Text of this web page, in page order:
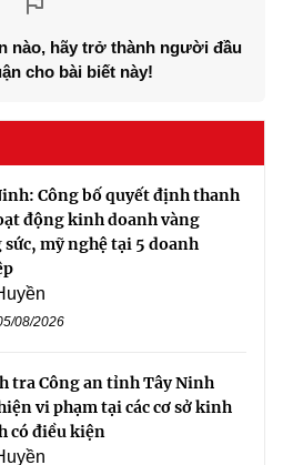
nào, hãy trở thành người đầu
cho bài biết này!
Công bố quyết định thanh
động kinh doanh vàng
mỹ nghệ tại 5 doanh
08/2026
tra Công an tỉnh Tây Ninh
vi phạm tại các cơ sở kinh
có điều kiện